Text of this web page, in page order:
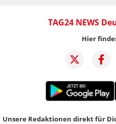
TAG24 NEWS
Hier
Unsere Redaktionen direkt für